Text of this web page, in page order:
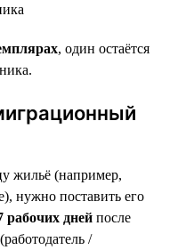
, один остаётся
жильё (например,
нужно поставить его
рабочих дней после
/